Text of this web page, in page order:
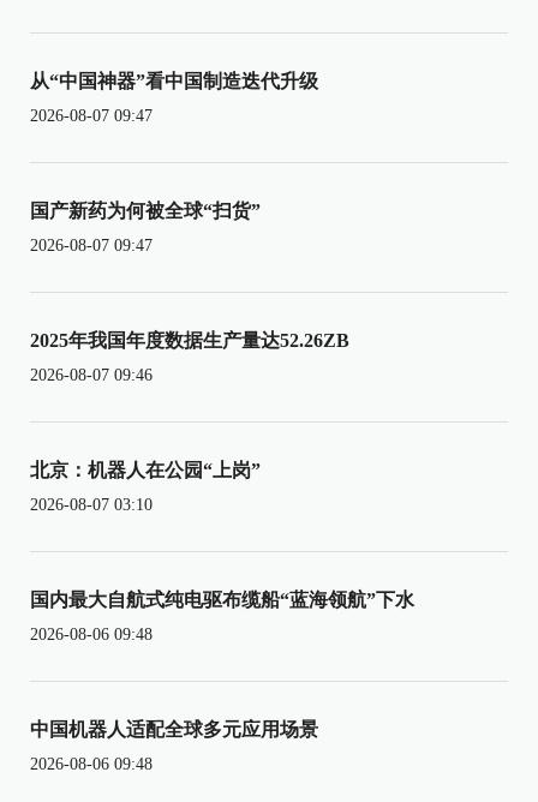
从“中国神器”看中国制造迭代升级
2026-08-07 09:47
国产新药为何被全球“扫货”
2026-08-07 09:47
2025年我国年度数据生产量达52.26ZB
2026-08-07 09:46
北京：机器人在公园“上岗”
2026-08-07 03:10
国内最大自航式纯电驱布缆船“蓝海领航”下水
2026-08-06 09:48
中国机器人适配全球多元应用场景
2026-08-06 09:48